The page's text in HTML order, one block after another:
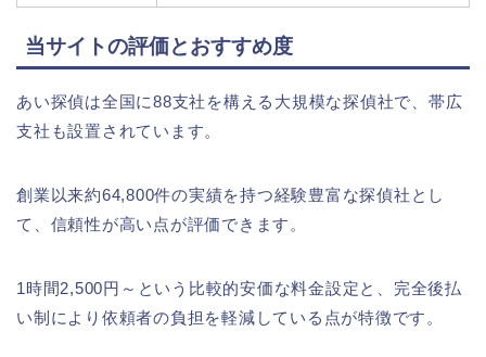
当サイトの評価とおすすめ度
あい探偵は全国に88支社を構える大規模な探偵社で、帯広
支社も設置されています。
創業以来約64,800件の実績を持つ経験豊富な探偵社とし
て、信頼性が高い点が評価できます。
1時間2,500円～という比較的安価な料金設定と、完全後払
い制により依頼者の負担を軽減している点が特徴です。